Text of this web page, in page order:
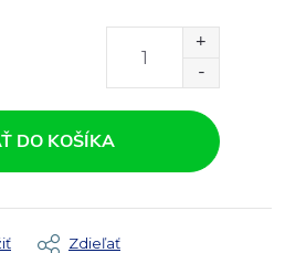
DO KOŠÍKA
Zdieľať